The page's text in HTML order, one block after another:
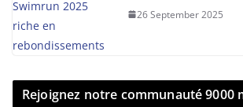
26 September 2025
Rejoignez notre communauté 9000